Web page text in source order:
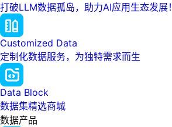
打破LLM数据孤岛，助力AI应用生态发展！
Customized Data
定制化数据服务，为独特需求而生
Data Block
数据集精选商城
数据产品